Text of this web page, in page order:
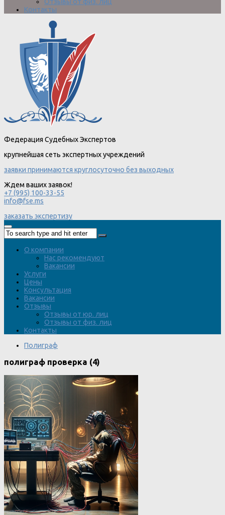
Отзывы от физ. лиц
Контакты
Федерация Судебных Экспертов
крупнейшая сеть экспертных учреждений
заявки принимаются круглосуточно без выходных
Ждем ваших заявок!
+7 (995) 100-33-55
info@fse.ms
заказать экспертизу
О компании
Нас рекомендуют
Вакансии
Услуги
Цены
Консультация
Вакансии
Отзывы
Отзывы от юр. лиц
Отзывы от физ. лиц
Контакты
Полиграф
полиграф проверка (4)